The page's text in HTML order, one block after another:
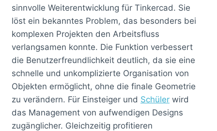
sinnvolle Weiterentwicklung für Tinkercad. Sie
löst ein bekanntes Problem, das besonders bei
komplexen Projekten den Arbeitsfluss
verlangsamen konnte. Die Funktion verbessert
die Benutzerfreundlichkeit deutlich, da sie eine
schnelle und unkomplizierte Organisation von
Objekten ermöglicht, ohne die finale Geometrie
zu verändern. Für Einsteiger und Schüler wird
das Management von aufwendigen Designs
zugänglicher. Gleichzeitig profitieren